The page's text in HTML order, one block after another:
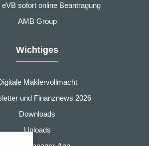
sofort online Beantragung
AMB Group
Wichtiges
Maklervollmacht
und Finanznews 2026
Downloads
Uploads